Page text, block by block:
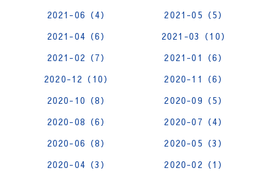
2021-06（4）
2021-05（5）
2021-04（6）
2021-03（10）
2021-02（7）
2021-01（6）
2020-12（10）
2020-11（6）
2020-10（8）
2020-09（5）
2020-08（6）
2020-07（4）
2020-06（8）
2020-05（3）
2020-04（3）
2020-02（1）